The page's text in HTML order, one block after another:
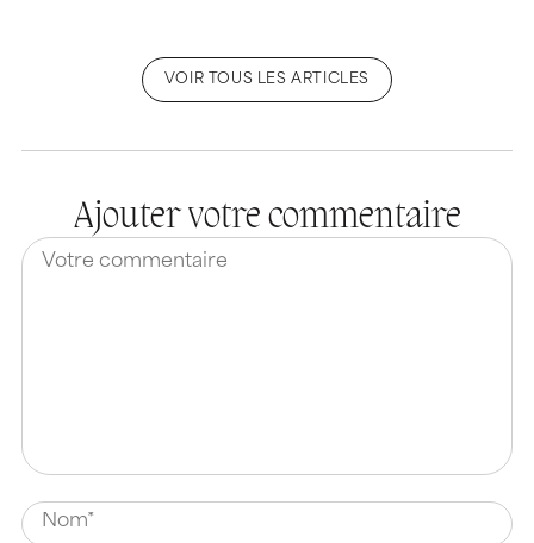
VOIR TOUS LES ARTICLES
Ajouter votre commentaire